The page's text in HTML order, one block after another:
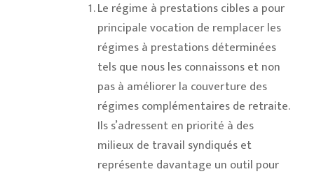
Le régime à prestations cibles a pour
principale vocation de remplacer les
régimes à prestations déterminées
tels que nous les connaissons et non
pas à améliorer la couverture des
régimes complémentaires de retraite.
Ils s’adressent en priorité à des
milieux de travail syndiqués et
représente davantage un outil pour